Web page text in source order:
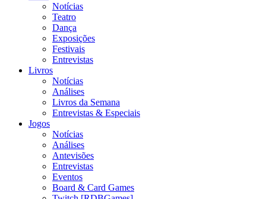
Notícias
Teatro
Dança
Exposições
Festivais
Entrevistas
Livros
Notícias
Análises
Livros da Semana
Entrevistas & Especiais
Jogos
Notícias
Análises
Antevisões
Entrevistas
Eventos
Board & Card Games